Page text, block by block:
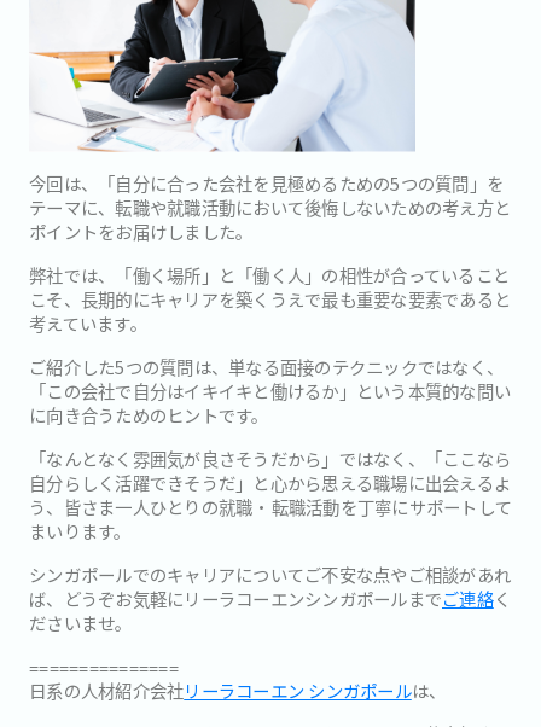
今回は、「自分に合った会社を見極めるための5つの質問」を
テーマに、転職や就職活動において後悔しないための考え方と
ポイントをお届けしました。
弊社では、「働く場所」と「働く人」の相性が合っていること
こそ、長期的にキャリアを築くうえで最も重要な要素であると
考えています。
ご紹介した5つの質問は、単なる面接のテクニックではなく、
「この会社で自分はイキイキと働けるか」という本質的な問い
に向き合うためのヒントです。
「なんとなく雰囲気が良さそうだから」ではなく、「ここなら
自分らしく活躍できそうだ」と心から思える職場に出会えるよ
う、皆さま一人ひとりの就職・転職活動を丁寧にサポートして
まいります。
シンガポールでのキャリアについてご不安な点やご相談があれ
ば、どうぞお気軽にリーラコーエンシンガポールまでご連絡く
ださいませ。
===============
日系の人材紹介会社リーラコーエン シンガポールは、